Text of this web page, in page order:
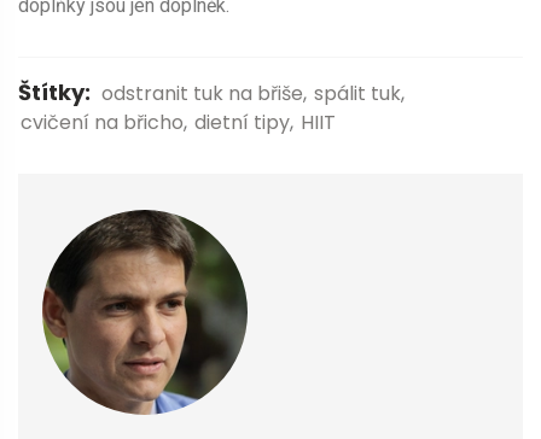
doplňky jsou jen doplněk.
Štítky: odstranit tuk na břiše spálit tuk
cvičení na břicho dietní tipy HIIT